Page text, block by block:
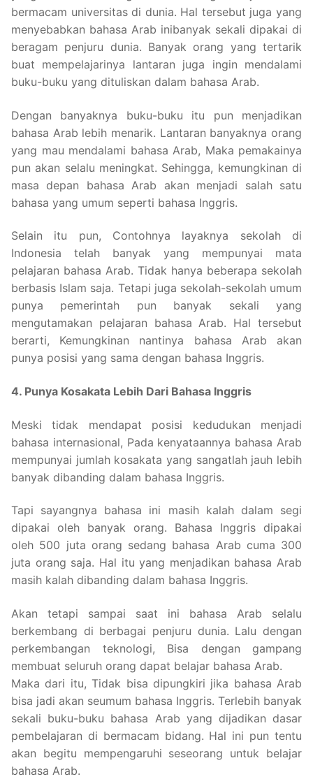
bermacam universitas di dunia. Hal tersebut juga yang
menyebabkan bahasa Arab inibanyak sekali dipakai di
beragam penjuru dunia. Banyak orang yang tertarik
buat mempelajarinya lantaran juga ingin mendalami
buku-buku yang dituliskan dalam bahasa Arab.
Dengan banyaknya buku-buku itu pun menjadikan
bahasa Arab lebih menarik. Lantaran banyaknya orang
yang mau mendalami bahasa Arab, Maka pemakainya
pun akan selalu meningkat. Sehingga, kemungkinan di
masa depan bahasa Arab akan menjadi salah satu
bahasa yang umum seperti bahasa Inggris.
Selain itu pun, Contohnya layaknya sekolah di
Indonesia telah banyak yang mempunyai mata
pelajaran bahasa Arab. Tidak hanya beberapa sekolah
berbasis Islam saja. Tetapi juga sekolah-sekolah umum
punya pemerintah pun banyak sekali yang
mengutamakan pelajaran bahasa Arab. Hal tersebut
berarti, Kemungkinan nantinya bahasa Arab akan
punya posisi yang sama dengan bahasa Inggris.
4. Punya Kosakata Lebih Dari Bahasa Inggris
Meski tidak mendapat posisi kedudukan menjadi
bahasa internasional, Pada kenyataannya bahasa Arab
mempunyai jumlah kosakata yang sangatlah jauh lebih
banyak dibanding dalam bahasa Inggris.
Tapi sayangnya bahasa ini masih kalah dalam segi
dipakai oleh banyak orang. Bahasa Inggris dipakai
oleh 500 juta orang sedang bahasa Arab cuma 300
juta orang saja. Hal itu yang menjadikan bahasa Arab
masih kalah dibanding dalam bahasa Inggris.
Akan tetapi sampai saat ini bahasa Arab selalu
berkembang di berbagai penjuru dunia. Lalu dengan
perkembangan teknologi, Bisa dengan gampang
membuat seluruh orang dapat belajar bahasa Arab.
Maka dari itu, Tidak bisa dipungkiri jika bahasa Arab
bisa jadi akan seumum bahasa Inggris. Terlebih banyak
sekali buku-buku bahasa Arab yang dijadikan dasar
pembelajaran di bermacam bidang. Hal ini pun tentu
akan begitu mempengaruhi seseorang untuk belajar
bahasa Arab.